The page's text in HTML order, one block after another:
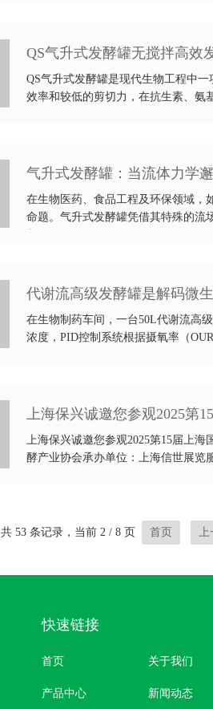
QS气升式发酵罐无搅拌高效
QS气升式发酵罐是现代生物工程中
效率和较低的剪切力，在抗生素、氨
气升式发酵罐：当流体力学
在生物医药、食品工程及环保领域，
命题。气升式发酵罐凭借其特殊的流
代谢流高级发酵罐是解码微
在生物制药车间，一台50L代谢流高
浓度，PID控制系统根据摄氧率（
上海保兴诚邀您参观2025第
上海保兴诚邀您参观2025第15届上海
酵产业协会承办单位：上海信世展览
共 53 条记录，当前 2 / 8 页 首页 上
快速链接
首页 关于我们
产品中心 新闻动态